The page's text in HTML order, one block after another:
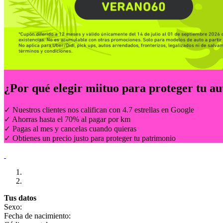
¿Por qué elegir miituo para proteger tu
✓ Nuestros clientes nos califican con 4.7 estrellas en Google
✓ Ahorras hasta el 70% al pagar por km
✓ Pagas al mes y cancelas cuando quieras
✓ Obtienes un precio justo para proteger tu patrimonio
Tus datos
Sexo:
Fecha de nacimiento: